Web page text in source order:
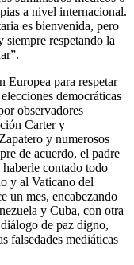
a nivel internacional.
es bienvenida, pero
respetando la
Europea para respetar
democráticas
observadores
Carter y
y numerosos
de acuerdo, el padre
contado todo
y al Vaticano del
un mes, encabezando
y Cuba, con otra
de paz digno,
falsedades mediáticas